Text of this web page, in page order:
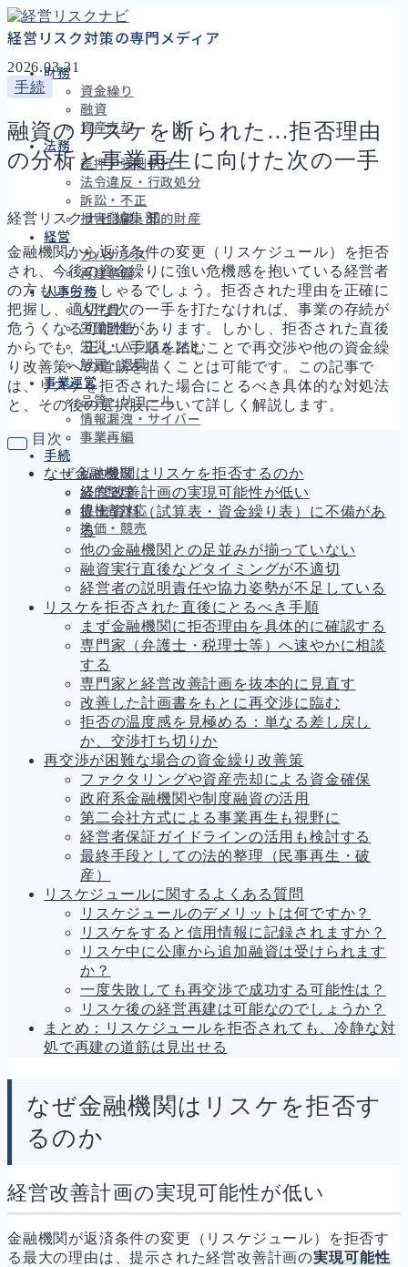
経営リスク対策の専門メディア
財務
資金繰り
融資
資産売却
法務
差押・強制執行
法令違反・行政処分
訴訟・不正
損害賠償・知的財産
経営
ガバナンス
再建準備
人事労務
人件費
労働問題
労災・ハラスメント
解雇・退職
事業運営
品質・リコール
情報漏洩・サイバー
事業再編
手続
私的整理
法的整理
債権者対応
換価・競売
財務 666
資金繰り192
融資280
資産売却194
1,109
差押・強制執行232
法令違反・行政処分321
訴訟・不正283
損害賠償・知的財産 273
経営157
ガバナンス90
再建準備67
人事労務575
人件費20
労働問題266
労災・ハラスメント
151
解雇・退職138
事業運営375
品質・リコール49
情報漏洩・サイバー257
事業再編
664
私的整理142
法的整理449
債権者対応19
2026.03.31
手続
融資のリスケを断られた…拒否理由
の分析と事業再生に向けた次の一手
経営リスクナビ編集部
金融機関から返済条件の変更（リスケジュール）を拒否
され、今後の資金繰りに強い危機感を抱いている経営者
の方もいらっしゃるでしょう。拒否された理由を正確に
把握し、適切な次の一手を打たなければ、事業の存続が
危うくなる可能性があります。しかし、拒否された直後
からでも、正しい手順を踏むことで再交渉や他の資金繰
り改善策への道筋を描くことは可能です。この記事で
は、リスケを拒否された場合にとるべき具体的な対処法
と、その後の選択肢について詳しく解説します。
目次
なぜ金融機関はリスケを拒否するのか
経営改善計画の実現可能性が低い
提出資料（試算表・資金繰り表）に不備があ
る
他の金融機関との足並みが揃っていない
融資実行直後などタイミングが不適切
経営者の説明責任や協力姿勢が不足している
リスケを拒否された直後にとるべき手順
まず金融機関に拒否理由を具体的に確認する
専門家（弁護士・税理士等）へ速やかに相談
する
専門家と経営改善計画を抜本的に見直す
改善した計画書をもとに再交渉に臨む
拒否の温度感を見極める：単なる差し戻し
か、交渉打ち切りか
再交渉が困難な場合の資金繰り改善策
ファクタリングや資産売却による資金確保
政府系金融機関や制度融資の活用
第二会社方式による事業再生も視野に
経営者保証ガイドラインの活用も検討する
最終手段としての法的整理（民事再生・破
産）
リスケジュールに関するよくある質問
リスケジュールのデメリットは何ですか？
リスケをすると信用情報に記録されますか？
リスケ中に公庫から追加融資は受けられます
か？
一度失敗しても再交渉で成功する可能性は？
リスケ後の経営再建は可能なのでしょうか？
まとめ：リスケジュールを拒否されても、冷静な対
処で再建の道筋は見出せる
なぜ金融機関はリスケを拒否す
るのか
経営改善計画の実現可能性が低い
金融機関が返済条件の変更（リスケジュール）を拒否す
る最大の理由は、提示された経営改善計画の実現可能性